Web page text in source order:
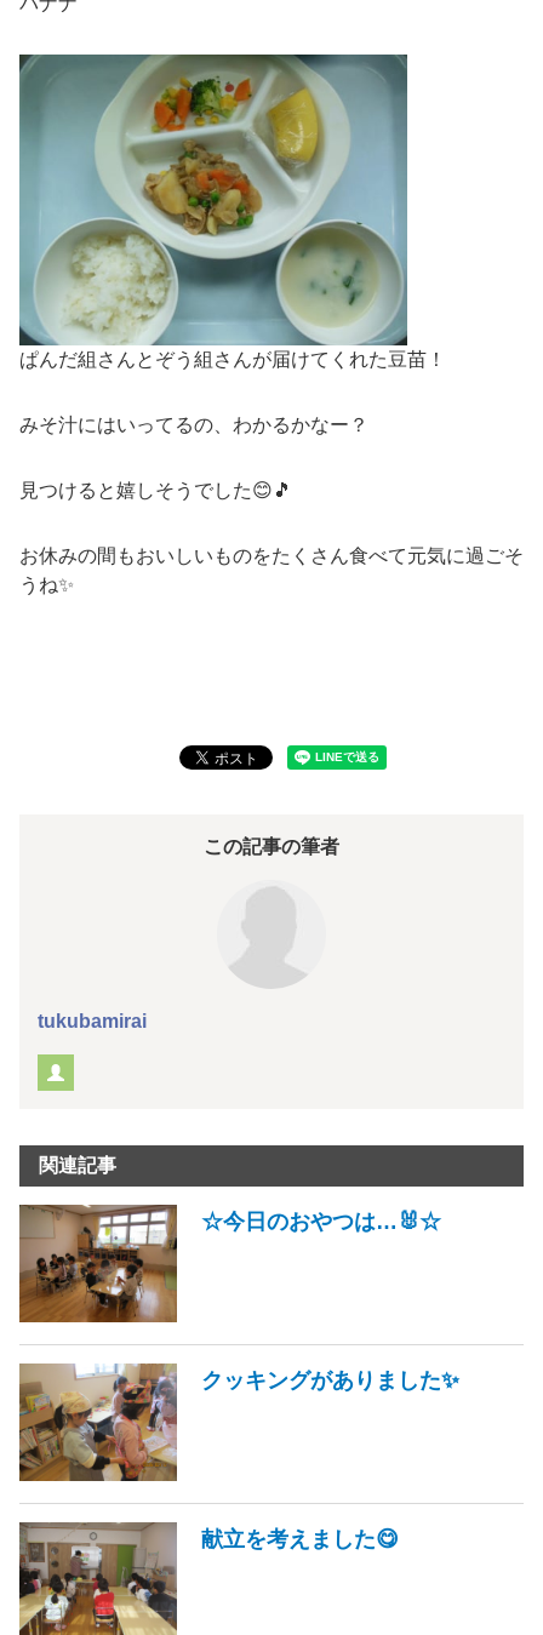
ぱんだ組さんとぞう組さんが届けてくれた豆苗！
みそ汁にはいってるの、わかるかなー？
見つけると嬉しそうでした😊🎵
お休みの間もおいしいものをたくさん食べて元気に過ごそ
うね✨
この記事の筆者
tukubamirai
関連記事
☆今日のおやつは…🐰☆
クッキングがありました✨
献立を考えました😋